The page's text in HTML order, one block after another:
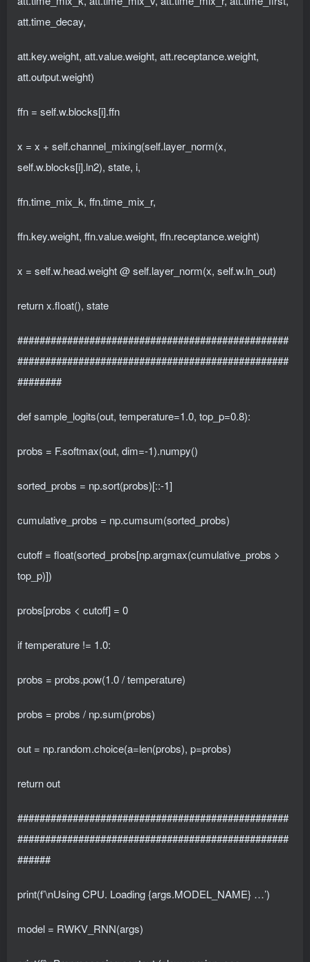
att.time_decay,
att.key.weight, att.value.weight, att.receptance.weight,
att.output.weight)
ffn = self.w.blocks[i].ffn
x = x + self.channel_mixing(self.layer_norm(x,
self.w.blocks[i].ln2), state, i,
ffn.time_mix_k, ffn.time_mix_r,
ffn.key.weight, ffn.value.weight, ffn.receptance.weight)
x = self.w.head.weight @ self.layer_norm(x, self.w.ln_out)
return x.float(), state
#################################################
#################################################
########
def sample_logits(out, temperature=1.0, top_p=0.8):
probs = F.softmax(out, dim=-1).numpy()
sorted_probs = np.sort(probs)[::-1]
cumulative_probs = np.cumsum(sorted_probs)
cutoff = float(sorted_probs[np.argmax(cumulative_probs >
top_p)])
probs[probs < cutoff] = 0
if temperature != 1.0:
probs = probs.pow(1.0 / temperature)
probs = probs / np.sum(probs)
out = np.random.choice(a=len(probs), p=probs)
return out
#################################################
#################################################
######
print(f’\nUsing CPU. Loading {args.MODEL_NAME} …’)
model = RWKV_RNN(args)